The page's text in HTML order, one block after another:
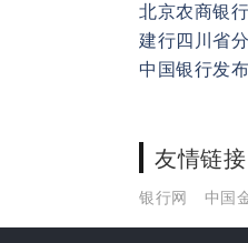
北京农商银
建行四川省
中国银行发
友情链接
银行网 中国